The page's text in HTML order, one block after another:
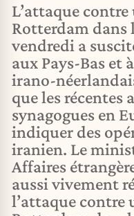
L’attaque contre
Rotterdam dans
vendredi a
aux Pays-Bas et
irano-
que les récentes
synagogues en
indiquer des
iranien. Le
Affaires
aussi vivement
l’attaque contre